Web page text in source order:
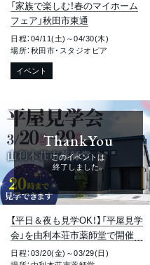
「家族で楽しむ！春のマイホーム
フェア」秋田市東通
日程：04/11(土)～04/30(木)
場所：秋田市・スタジオピア
イベント
ThankYou
このイベントは
終了しました。
【平日＆夜も見学OK！】「平屋見学
会」を由利本荘市薬師堂で開催し
ます！
日程：03/20(金)～03/29(日)